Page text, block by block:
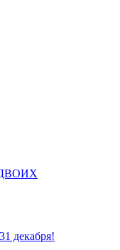
декабря!